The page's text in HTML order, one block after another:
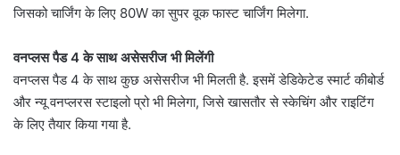
जिसको चार्जिंग के लिए 80W का सुपर वूक फास्ट चार्जिंग मिलेगा.
वनप्लस पैड 4 के साथ असेसरीज भी मिलेंगी
वनप्लस पैड 4 के साथ कुछ असेसरीज भी मिलती है. इसमें डेडिकेटेड स्मार्ट कीबोर्ड
और न्यू वनप्लरस स्टाइलो प्रो भी मिलेगा, जिसे खासतौर से स्केचिंग और राइटिंग
के लिए तैयार किया गया है.